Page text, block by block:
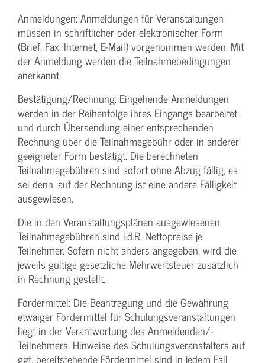
Anmeldungen: Anmeldungen für Veranstaltungen
müssen in schriftlicher oder elektronischer Form
(Brief, Fax, Internet, E-Mail) vorgenommen werden. Mit
der Anmeldung werden die Teilnahme­bedingungen
anerkannt.
Bestätigung­/Rechnung: Eingehende Anmeldungen
werden in der Reihenfolge ihres Eingangs bearbeitet
und durch Übersendung einer entsprechenden
Rechnung über die Teilnahmegebühr oder in anderer
geeigneter Form bestätigt. Die berechneten
Teilnahmegebühren sind sofort ohne Abzug fällig, es
sei denn, auf der Rechnung ist eine andere Fälligkeit
ausgewiesen.
Die in den Veranstaltungsplänen ausgewiesenen
Teilnahmegebühren sind i.d.R. Nettopreise je
Teilnehmer. Sofern nicht anders angegeben, wird die
jeweils gültige gesetzliche Mehrwertsteuer zusätzlich
in Rechnung gestellt.
Fördermittel: Die Beantragung und die Gewährung
etwaiger Fördermittel für Schulungs­veranstaltungen
liegt in der Verantwortung des Anmeldenden/­
Teilnehmers. Hinweise des Schulungs­veranstalters auf
ggf. bereitstehende Fördermittel sind in jedem Fall